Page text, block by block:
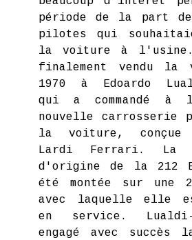
période de la part
pilotes qui
la voiture à
finalement vendu
1970 à Edoardo
qui a commandé à
nouvelle carrosserie
la voiture, conçue
Lardi Ferrari. La
d'origine de la 212
été montée sur une
avec laquelle elle
en service. Lualdi-
engagé avec succès